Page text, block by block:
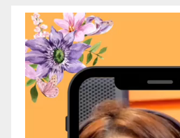
Video
Player